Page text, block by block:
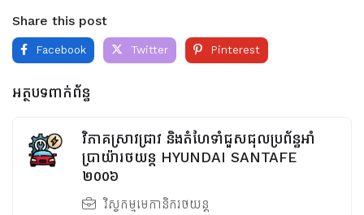
Share this post
Facebook Twitter Pinterest
អត្ថបទពាក់ព័ន្ធ
វិភាគស្រាវជ្រាវ និងតំហែទាំជួសជុលប្រព័ន្ធអាំ
ប្រាយ៉ារថយន្ត HYUNDAI SANTAFE
២០០៦
វិស្វកម្មមេកានិករថយន្ត